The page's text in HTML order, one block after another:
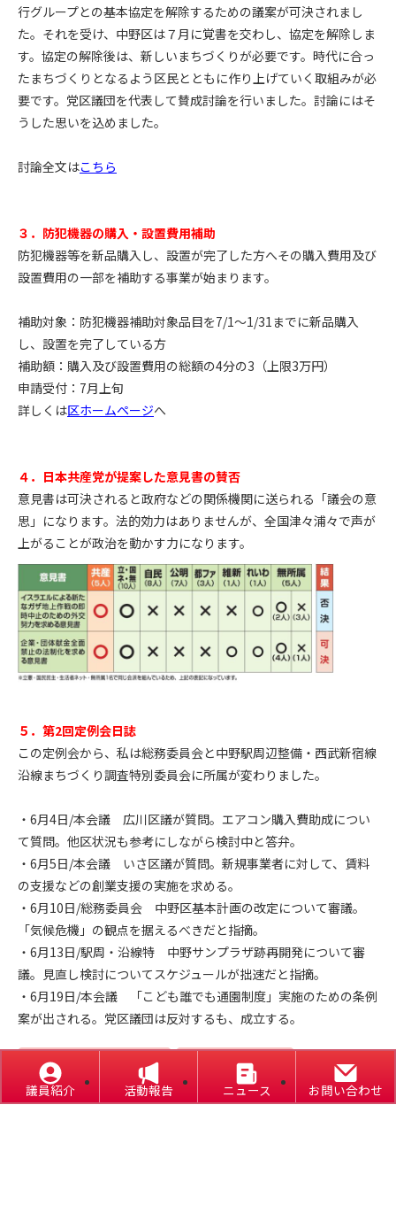
議員紹介 活動報告 ニュース お問い合わせ
行グループとの基本協定を解除するための議案が可決されまし
た。それを受け、中野区は７月に覚書を交わし、協定を解除しま
す。協定の解除後は、新しいまちづくりが必要です。時代に合っ
たまちづくりとなるよう区民とともに作り上げていく取組みが必
要です。党区議団を代表して賛成討論を行いました。討論にはそ
うした思いを込めました。
討論全文はこちら
３．防犯機器の購入・設置費用補助
防犯機器等を新品購入し、設置が完了した方へその購入費用及び
設置費用の一部を補助する事業が始まります。
補助対象：防犯機器補助対象品目を7/1～1/31までに新品購入
し、設置を完了している方
補助額：購入及び設置費用の総額の4分の3（上限3万円）
申請受付：7月上旬
詳しくは区ホームページへ
４．日本共産党が提案した意見書の賛否
意見書は可決されると政府などの関係機関に送られる「議会の意
思」になります。法的効力はありませんが、全国津々浦々で声が
上がることが政治を動かす力になります。
５．第2回定例会日誌
この定例会から、私は総務委員会と中野駅周辺整備・西武新宿線
沿線まちづくり調査特別委員会に所属が変わりました。
・6月4日/本会議 広川区議が質問。エアコン購入費助成につい
て質問。他区状況も参考にしながら検討中と答弁。
・6月5日/本会議 いさ区議が質問。新規事業者に対して、賃料
の支援などの創業支援の実施を求める。
・6月10日/総務委員会 中野区基本計画の改定について審議。
「気候危機」の観点を据えるべきだと指摘。
・6月13日/駅周・沿線特 中野サンプラザ跡再開発について審
議。見直し検討についてスケジュールが拙速だと指摘。
・6月19日/本会議 「こども誰でも通園制度」実施のための条例
案が出される。党区議団は反対するも、成立する。
2025年第2回定例会
はばたき通信
議会報告